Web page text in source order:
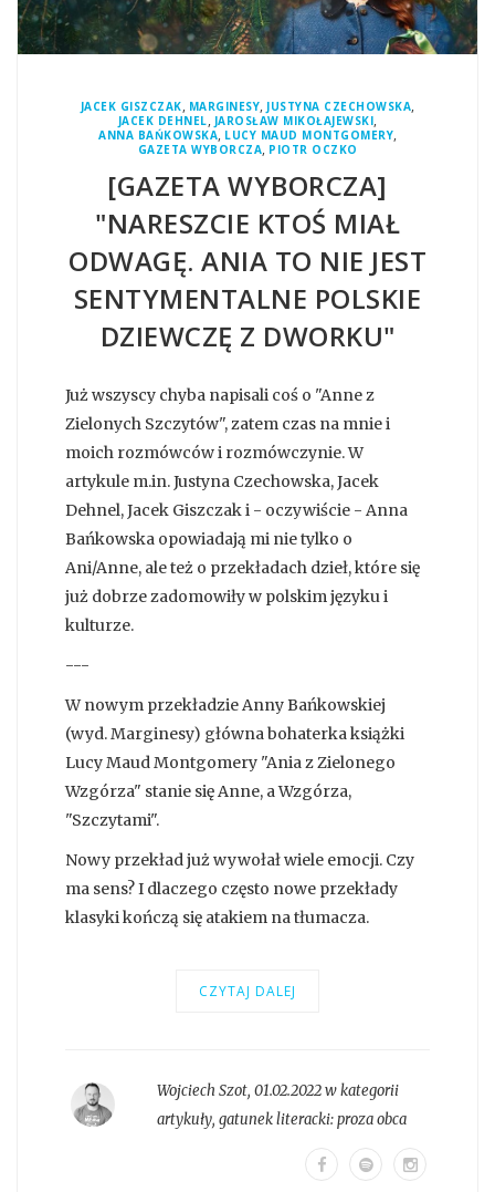
JACEK GISZCZAK, MARGINESY, JUSTYNA CZECHOWSKA,
JACEK DEHNEL, JAROSŁAW MIKOŁAJEWSKI,
ANNA BAŃKOWSKA, LUCY MAUD MONTGOMERY,
GAZETA WYBORCZA, PIOTR OCZKO
[GAZETA WYBORCZA]
"NARESZCIE KTOŚ MIAŁ
ODWAGĘ. ANIA TO NIE JEST
SENTYMENTALNE POLSKIE
DZIEWCZĘ Z DWORKU"
Już wszyscy chyba napisali coś o "Anne z
Zielonych Szczytów", zatem czas na mnie i
moich rozmówców i rozmówczynie. W
artykule m.in. Justyna Czechowska, Jacek
Dehnel, Jacek Giszczak i - oczywiście - Anna
Bańkowska opowiadają mi nie tylko o
Ani/Anne, ale też o przekładach dzieł, które się
już dobrze zadomowiły w polskim języku i
kulturze.
---
W nowym przekładzie Anny Bańkowskiej
(wyd. Marginesy) główna bohaterka książki
Lucy Maud Montgomery "Ania z Zielonego
Wzgórza" stanie się Anne, a Wzgórza,
"Szczytami".
Nowy przekład już wywołał wiele emocji. Czy
ma sens? I dlaczego często nowe przekłady
klasyki kończą się atakiem na tłumacza.
CZYTAJ DALEJ
Wojciech Szot, 01.02.2022 w kategorii
artykuły, gatunek literacki:proza obca